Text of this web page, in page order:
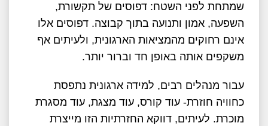
שמתחת לפני השטח: דפוסים של תקשורת,
השפעה, אמון ותנועה בתוך קבוצה. דפוסים אלו
אינם רחוקים מהמציאות הארגונית, ולעיתים אף
משקפים אותה באופן חד וברור יותר.
עבור מנהלים רבים, למידה ארגונית נתפסת
כחוויה חוזרת- עוד קורס, עוד מצגת, עוד מסגרת
מוכרת. לעיתים, דווקא החזרתיות הזו מייצרת